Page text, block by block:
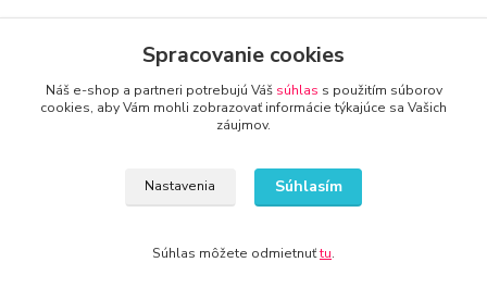
Spracovanie cookies
Náš e-shop a partneri potrebujú Váš súhlas s použitím súborov
cookies, aby Vám mohli zobrazovať informácie týkajúce sa Vašich
záujmov.
Nastavenia Súhlasím
Súhlas môžete odmietnuťtu.